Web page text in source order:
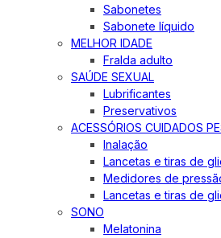
Sabonetes
Sabonete líquido
MELHOR IDADE
Fralda adulto
SAÚDE SEXUAL
Lubrificantes
Preservativos
ACESSÓRIOS CUIDADOS
Inalação
Lancetas e tiras de
Medidores de
Lancetas e tiras de
SONO
Melatonina